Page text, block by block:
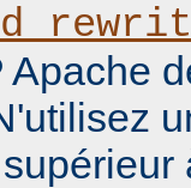
Apache